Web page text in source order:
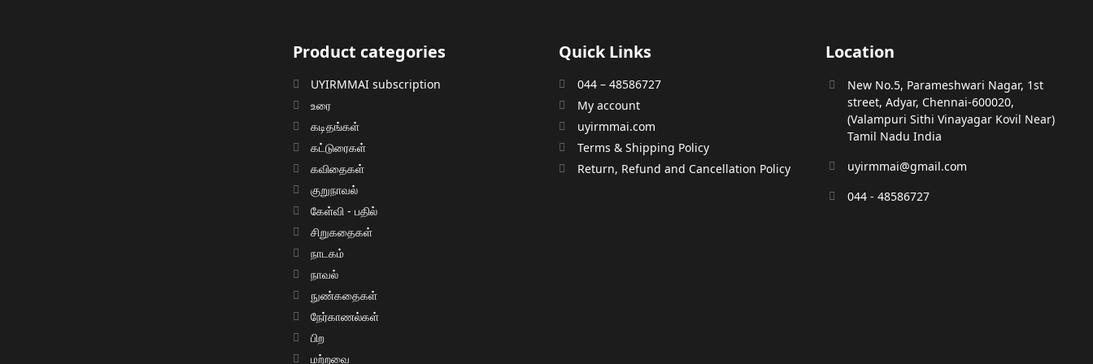
Product categories
UYIRMMAI subscription
உரை
கடிதங்கள்
கட்டுரைகள்
கவிதைகள்
குறுநாவல்
கேள்வி - பதில்
சிறுகதைகள்
நாடகம்
நாவல்
நுண்கதைகள்
நேர்காணல்கள்
பிற
மற்றவை
Quick Links
044 – 48586727
My account
uyirmmai.com
Terms & Shipping Policy
Return, Refund and Cancellation Policy
Location
New No.5, Parameshwari Nagar, 1st
street, Adyar, Chennai-600020,
(Valampuri Sithi Vinayagar Kovil Near)
Tamil Nadu India
uyirmmai@gmail.com
044 - 48586727